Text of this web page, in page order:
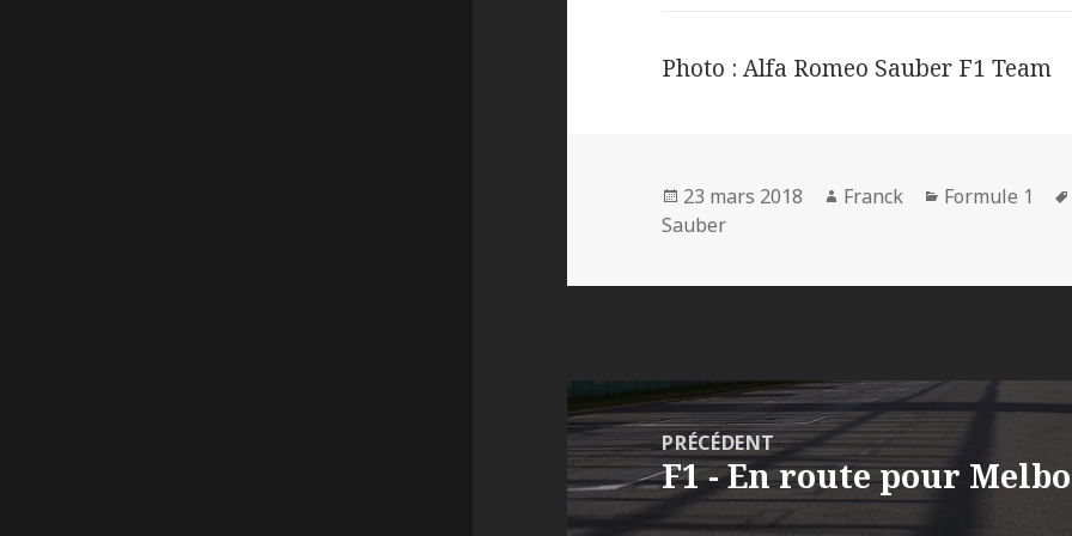
Photo : Alfa Romeo Sauber F1 Team
Publié
le
23 mars 2018 Auteur
Franck Catégories
Formule 1
Sauber
Navigation
de
l’article
PRÉCÉDENT
Article
précédent :
F1 - En route pour